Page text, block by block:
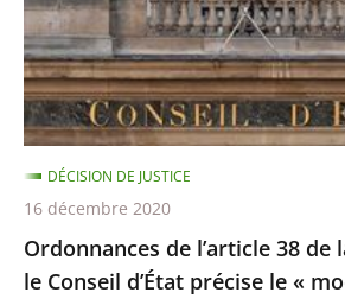
la
Constitution
:
le
Conseil
d’État
précise
le
«
Ordonnances de l’article 38 de
le Conseil d’État précise le «
DÉCISION DE JUSTICE
16 décembre 2020